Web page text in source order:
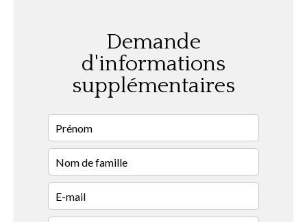
Demande
d'informations
supplémentaires